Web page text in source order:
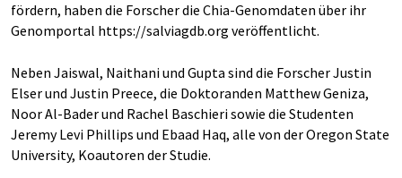
fördern, haben die Forscher die Chia-Genomdaten über ihr
Genomportal https://salviagdb.org veröffentlicht.
Neben Jaiswal, Naithani und Gupta sind die Forscher Justin
Elser und Justin Preece, die Doktoranden Matthew Geniza,
Noor Al-Bader und Rachel Baschieri sowie die Studenten
Jeremy Levi Phillips und Ebaad Haq, alle von der Oregon State
University, Koautoren der Studie.